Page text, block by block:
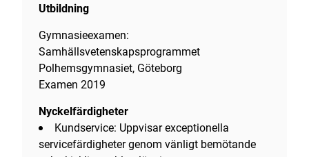
Utbildning
Gymnasieexamen:
Samhällsvetenskapsprogrammet
Polhemsgymnasiet, Göteborg
Examen 2019
Nyckelfärdigheter
Kundservice: Uppvisar exceptionella
servicefärdigheter genom vänligt bemötande